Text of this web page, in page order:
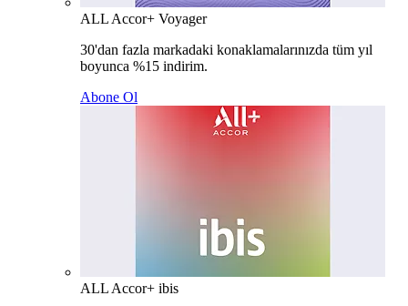
ALL Accor+ Voyager
30'dan fazla markadaki konaklamalarınızda tüm yıl
boyunca %15 indirim.
Abone Ol
ALL Accor+ ibis